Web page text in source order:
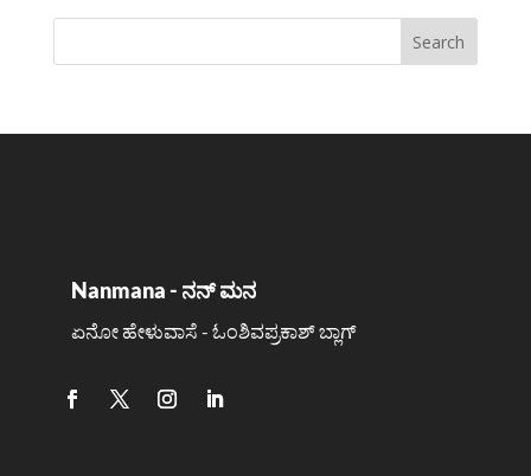
Nanmana - ನನ್ ಮನ
ಏನೋ ಹೇಳುವಾಸೆ - ಓಂಶಿವಪ್ರಕಾಶ್ ಬ್ಲಾಗ್